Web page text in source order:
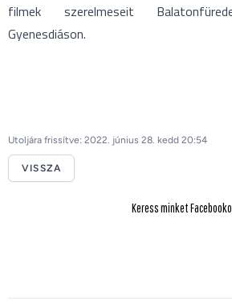
filmek szerelmeseit
Gyenesdiáson.
Utoljára frissítve: 2022. június 28. kedd 20:54
VISSZA
Keress minket